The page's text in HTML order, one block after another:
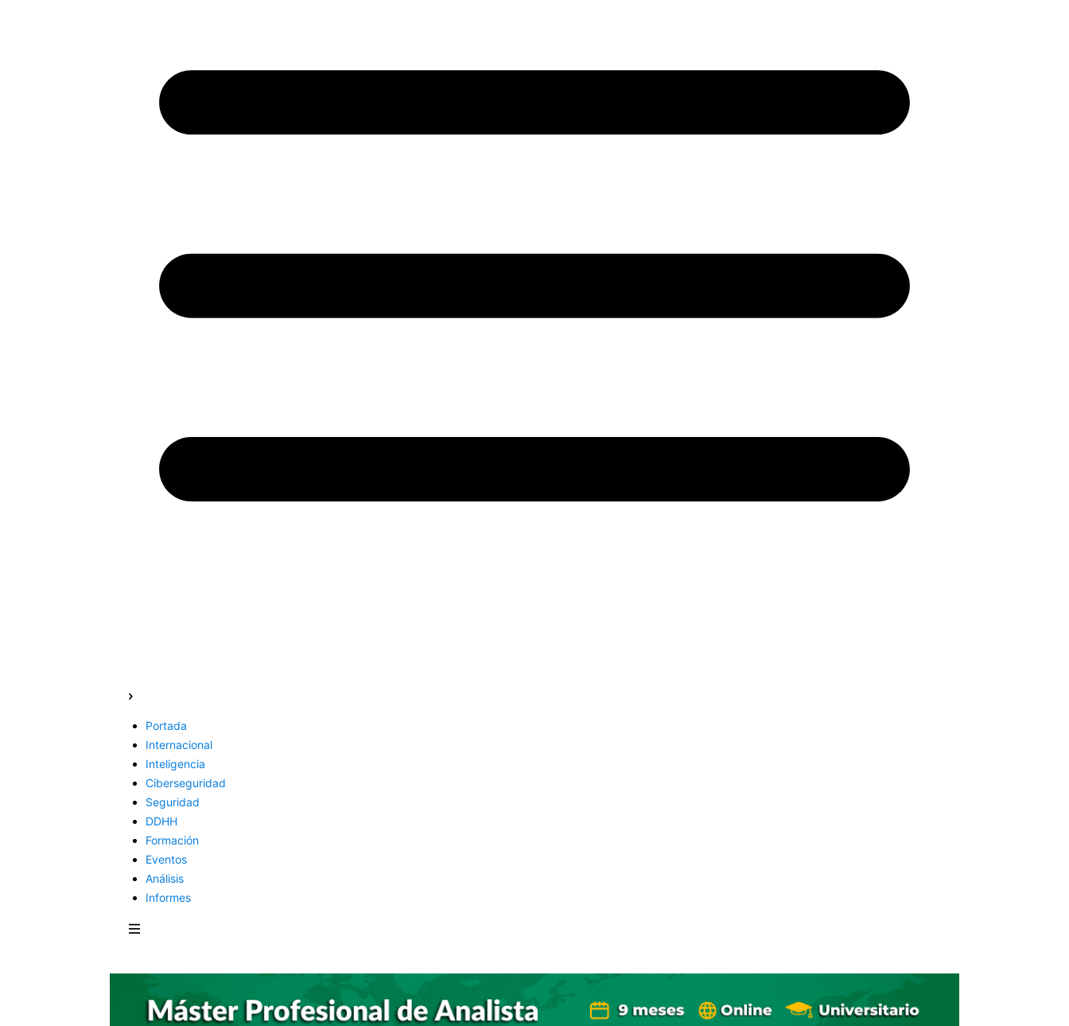
Portada
Internacional
Inteligencia
Ciberseguridad
Seguridad
DDHH
Formación
Eventos
Análisis
Informes